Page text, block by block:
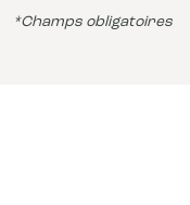
*Champs obligatoires